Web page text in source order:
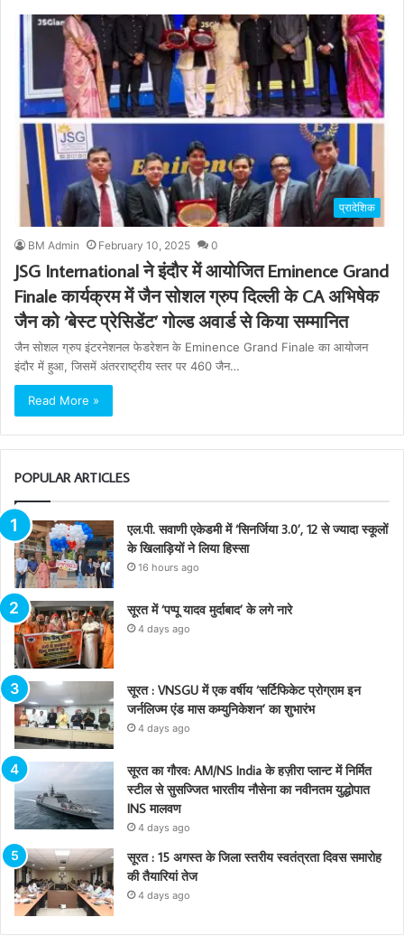
प्रादेशिक
BM Admin February 10, 2025 0
JSG International ने इंदौर में आयोजित Eminence Grand
Finale कार्यक्रम में जैन सोशल ग्रुप दिल्ली के CA अभिषेक
जैन को ‘बेस्ट प्रेसिडेंट’ गोल्ड अवार्ड से किया सम्मानित
जैन सोशल ग्रुप इंटरनेशनल फेडरेशन के Eminence Grand Finale का आयोजन
इंदौर में हुआ, जिसमें अंतरराष्ट्रीय स्तर पर 460 जैन…
Read More »
POPULAR ARTICLES
एल.पी. सवाणी एकेडमी में ‘सिनर्जिया 3.0’, 12 से ज्यादा स्कूलों
के खिलाड़ियों ने लिया हिस्सा
16 hours ago
सूरत में ‘पप्पू यादव मुर्दाबाद’ के लगे नारे
4 days ago
सूरत : VNSGU में एक वर्षीय ‘सर्टिफिकेट प्रोग्राम इन
जर्नलिज्म एंड मास कम्युनिकेशन’ का शुभारंभ
4 days ago
सूरत का गौरव: AM/NS India के हज़ीरा प्लान्ट में निर्मित
स्टील से सुसज्जित भारतीय नौसेना का नवीनतम युद्धोपात
INS मालवण
4 days ago
सूरत : 15 अगस्त के जिला स्तरीय स्वतंत्रता दिवस समारोह
की तैयारियां तेज
4 days ago